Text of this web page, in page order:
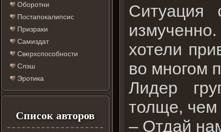
Оборотни
Постапокалипсис
Призраки
Самиздат
Сверхспособности
Слэш
Эротика
Список авторов
Ситуация
хотели
во многом
Лидер
толще,
– Отдай